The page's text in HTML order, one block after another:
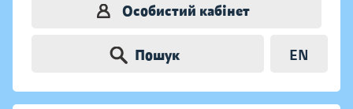
Особистий кабінет
Пошук EN